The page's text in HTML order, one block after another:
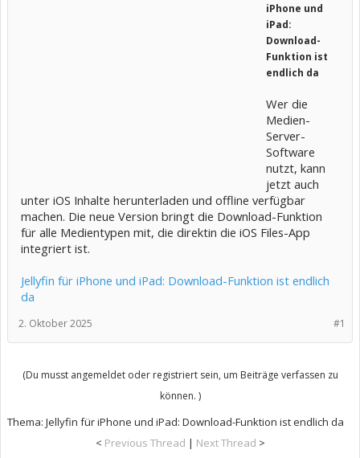
iPhone und
iPad:
Download-
Funktion ist
endlich da
Wer die
Medien-
Server-
Software
nutzt, kann
jetzt auch
unter iOS Inhalte herunterladen und offline verfügbar
machen. Die neue Version bringt die Download-Funktion
für alle Medientypen mit, die direktin die iOS Files-App
integriert ist.
Jellyfin für iPhone und iPad: Download-Funktion ist endlich
da
#1
2. Oktober 2025
(Du musst angemeldet oder registriert sein, um Beiträge verfassen zu
können. )
Thema: Jellyfin für iPhone und iPad: Download-Funktion ist endlich da
< Previous Thread | Next Thread >